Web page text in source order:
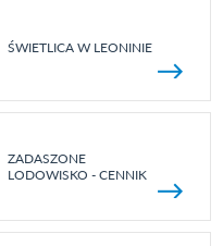
ŚWIETLICA W LEONINIE
ZADASZONE
LODOWISKO - CENNIK